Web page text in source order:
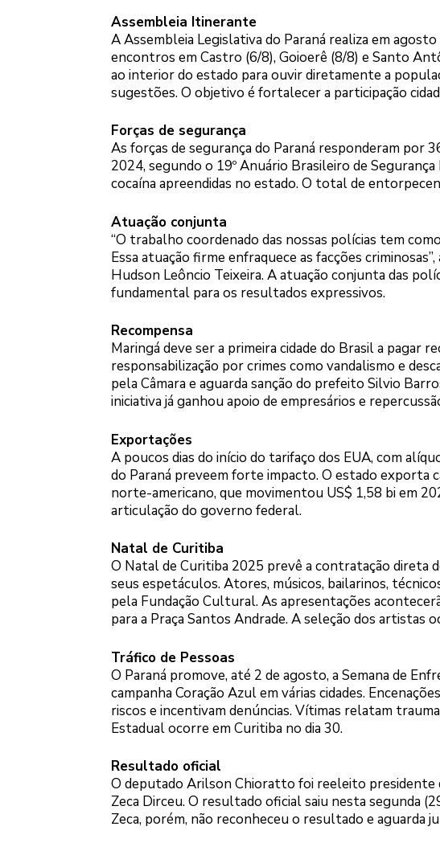
Assembleia Itinerante
A Assembleia Legislativa do Paraná realiza em
encontros em Castro (6/8), Goioerê (8/8) e Santo
ao interior do estado para ouvir diretamente a
sugestões. O objetivo é fortalecer a participação
Forças de segurança
As forças de segurança do Paraná responderam por
2024, segundo o 19º Anuário Brasileiro de
cocaína apreendidas no estado. O total de
Atuação conjunta
“O trabalho coordenado das nossas polícias tem
Essa atuação firme enfraquece as facções
Hudson Leôncio Teixeira. A atuação conjunta das
fundamental para os resultados expressivos.
Recompensa
Maringá deve ser a primeira cidade do Brasil a pagar
responsabilização por crimes como vandalismo e
pela Câmara e aguarda sanção do prefeito Silvio
iniciativa já ganhou apoio de empresários e
Exportações
A poucos dias do início do tarifaço dos EUA, com
do Paraná preveem forte impacto. O estado exporta
norte-americano, que movimentou US$ 1,58 bi em
articulação do governo federal.
Natal de Curitiba
O Natal de Curitiba 2025 prevê a contratação direta
seus espetáculos. Atores, músicos, bailarinos,
pela Fundação Cultural. As apresentações
para a Praça Santos Andrade. A seleção dos artistas
Tráfico de Pessoas
O Paraná promove, até 2 de agosto, a Semana de
campanha Coração Azul em várias cidades.
riscos e incentivam denúncias. Vítimas relatam
Estadual ocorre em Curitiba no dia 30.
Resultado oficial
O deputado Arilson Chioratto foi reeleito presidente
Zeca Dirceu. O resultado oficial saiu nesta segunda
Zeca, porém, não reconheceu o resultado e aguarda